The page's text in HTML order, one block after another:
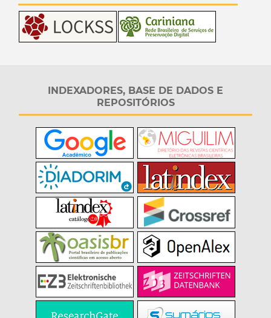
INDEXADORES, BASE DE DADOS E
REPOSITÓRIOS